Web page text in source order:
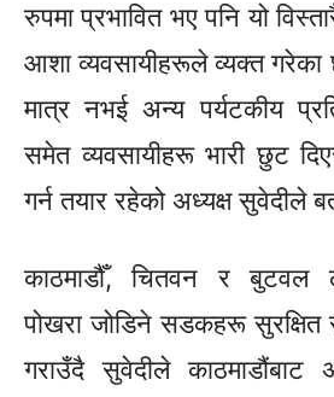
रुपमा प्रभावित भए पनि यो
आशा व्यवसायीहरूले व्यक्त गरेका
मात्र नभई अन्य पर्यटकीय
समेत व्यवसायीहरू भारी छुट
गर्न तयार रहेको अध्यक्ष सुवेदीले
काठमाडौँ, चितवन र बुटवल
पोखरा जोडिने सडकहरू
गराउँदै सुवेदीले काठमाडौंबाट